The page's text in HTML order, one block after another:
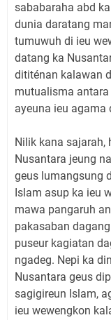
sababaraha abd
dunia daratang
tumuwuh di ieu
datang ka
dititénan kalawan
mutualisma
ayeuna ieu
Nilik kana sajarah,
Nusantara jeung
geus lumangsung
Islam asup ka ieu
mawa pangaruh
pakasaban
puseur kagiatan
ngadeg. Nepi ka
Nusantara geus
sagigireun Islam,
ieu wewengkon